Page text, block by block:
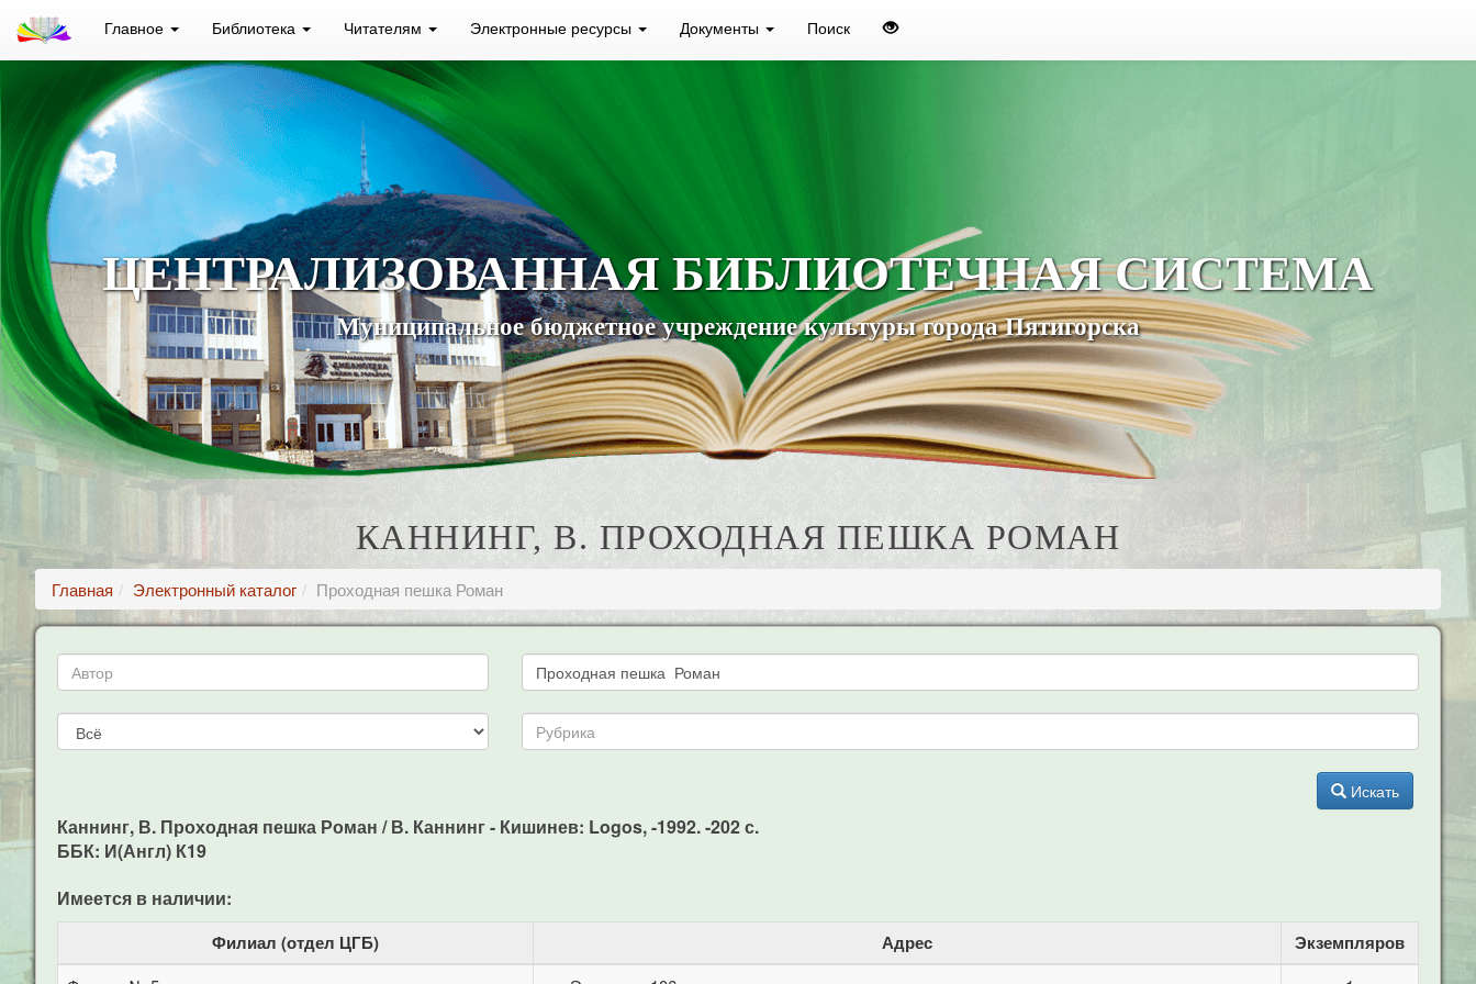
Главное Библиотека Читателям Электронные ресурсы Документы Поиск
ЦЕНТРАЛИЗОВАННАЯ БИБЛИОТЕЧНАЯ СИСТЕМА
Муниципальное бюджетное учреждение культуры города Пятигорска
КАННИНГ, В. ПРОХОДНАЯ ПЕШКА РОМАН
Главная Электронный каталог Проходная пешка Роман
Искать
Каннинг, В. Проходная пешка Роман / В. Каннинг - Кишинев: Logos, -1992. -202 с.
ББК: И(Англ) К19
Имеется в наличии:
Филиал (отдел ЦГБ) Адрес Экземпляров